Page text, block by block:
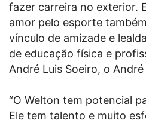
fazer carreira no exterior.
amor pelo esporte
vínculo de amizade e
de educação física e
André Luis Soeiro, o
“O Welton tem potencial
Ele tem talento e muito